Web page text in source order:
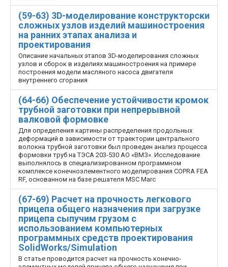
(59-63) 3D-моделирование конструкторски
сложных узлов изделий машиностроения
на ранних этапах анализа и
проектирования
Описание начальных этапов 3D-моделирования сложных
узлов и сборок в изделиях машиностроения на примере
построения модели масляного насоса двигателя
внутреннего сгорания
(64-66) Обеспечение устойчивости кромок
трубной заготовки при непрерывной
валковой формовке
Для определения картины распределения продольных
деформаций в зависимости от траектории центрального
волокна трубной заготовки был проведен анализ процесса
формовки труб на ТЭСА 203-530 АО «ВМЗ». Исследование
выполнялось в специализированном программном
комплексе конечно­элементного моделирования COPRA FEA
RF, основанном на базе решателя MSC Marc
(67-69) Расчет на прочность легкового
прицепа общего назначения при загрузке
прицепа сыпучим грузом с
использованием компьютерных
программных средств проектирования
SolidWorks/Simulation
В статье проводится расчет на прочность конечно­